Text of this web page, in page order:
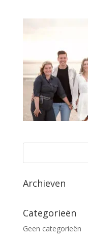
Archieven
Categorieën
Geen categorieën